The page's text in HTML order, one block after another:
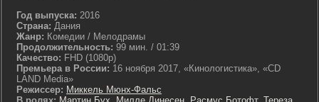
Год выпуска: 2016
Страна: Дания
Жанр: Комедии / Мелодрамы
Продолжительность: 99 мин. / 01:39
Качество: FHD (1080p)
Премьера в России: 16 ноября 2017, «Кинологистика», «CD
LAND Media»
Режиссер: Миккель Мюнх-Фальс